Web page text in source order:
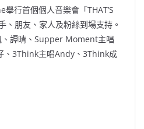
行首個個人音樂會「THAT’S
、朋友、家人及粉絲到場支持。
、譚晴、Supper Moment主唱
、3Think主唱Andy、3Think成